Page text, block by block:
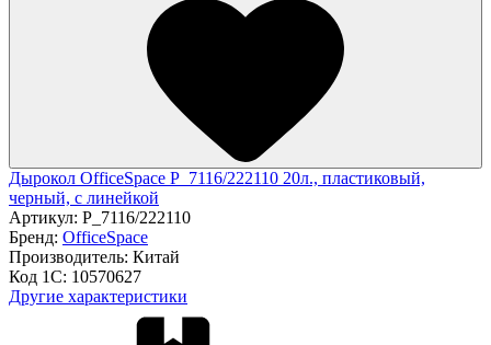
Дырокол OfficeSpace P_7116/222110 20л., пластиковый,
черный, с линейкой
Артикул: P_7116/222110
Бренд: OfficeSpace
Производитель: Китай
Код 1С: 10570627
Другие характеристики